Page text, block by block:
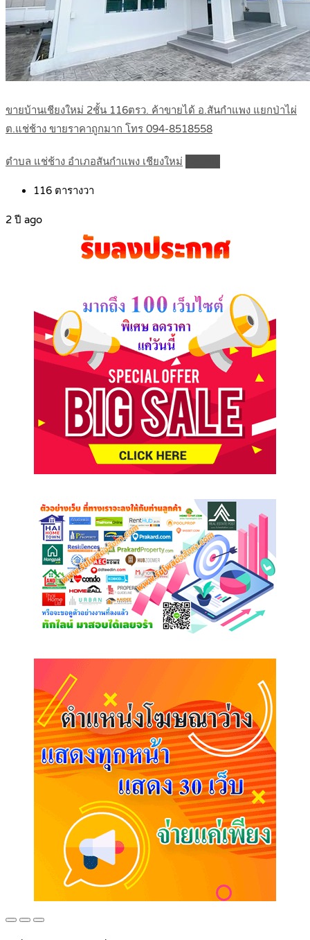
ขายบ้านเชียงใหม่ 2ชั้น 116ตรว. ค้าขายได้ อ.สันกำแพง แยกป่าไผ่
ต.แช่ช้าง ขายราคาถูกมาก โทร 094-8518558
ตำบล แช่ช้าง อำเภอสันกำแพง เชียงใหม่
116 ตารางวา
2 ปี ago